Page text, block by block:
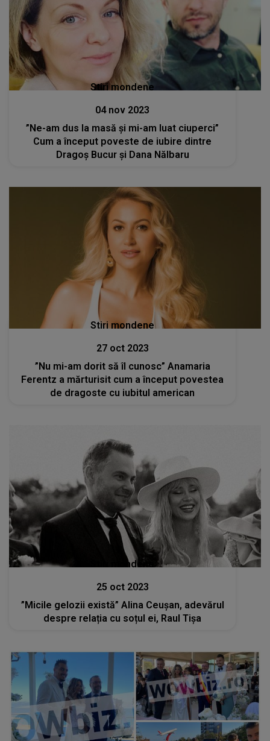
Stiri mondene
04 nov 2023
”Ne-am dus la masă și mi-am luat ciuperci”
Cum a început poveste de iubire dintre
Dragoș Bucur și Dana Nălbaru
Stiri mondene
27 oct 2023
”Nu mi-am dorit să îl cunosc” Anamaria
Ferentz a mărturisit cum a început povestea
de dragoste cu iubitul american
Stiri mondene
25 oct 2023
”Micile gelozii există” Alina Ceușan, adevărul
despre relația cu soțul ei, Raul Tișa